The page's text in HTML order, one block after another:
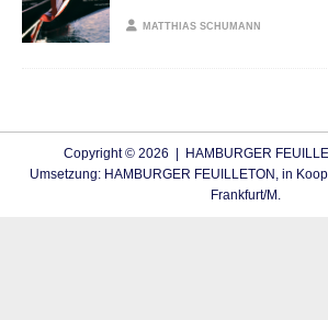
MATTHIAS SCHUMANN
Copyright © 2026 | HAMBURGER
Umsetzung: HAMBURGER FEUILLETON, in
Frankfurt/M.